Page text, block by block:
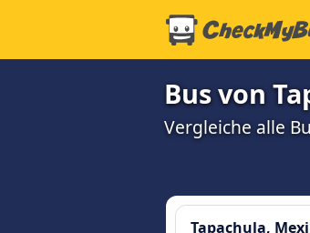
Bus von
Vergleiche alle